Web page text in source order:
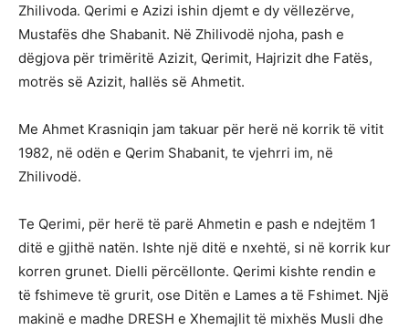
Zhilivoda. Qerimi e Azizi ishin djemt e dy vëllezërve,
Mustafës dhe Shabanit. Në Zhilivodë njoha, pash e
dëgjova për trimëritë Azizit, Qerimit, Hajrizit dhe Fatës,
motrës së Azizit, hallës së Ahmetit.
Me Ahmet Krasniqin jam takuar për herë në korrik të vitit
1982, në odën e Qerim Shabanit, te vjehrri im, në
Zhilivodë.
Te Qerimi, për herë të parë Ahmetin e pash e ndejtëm 1
ditë e gjithë natën. Ishte një ditë e nxehtë, si në korrik kur
korren grunet. Dielli përcëllonte. Qerimi kishte rendin e
të fshimeve të grurit, ose Ditën e Lames a të Fshimet. Një
makinë e madhe DRESH e Xhemajlit të mixhës Musli dhe